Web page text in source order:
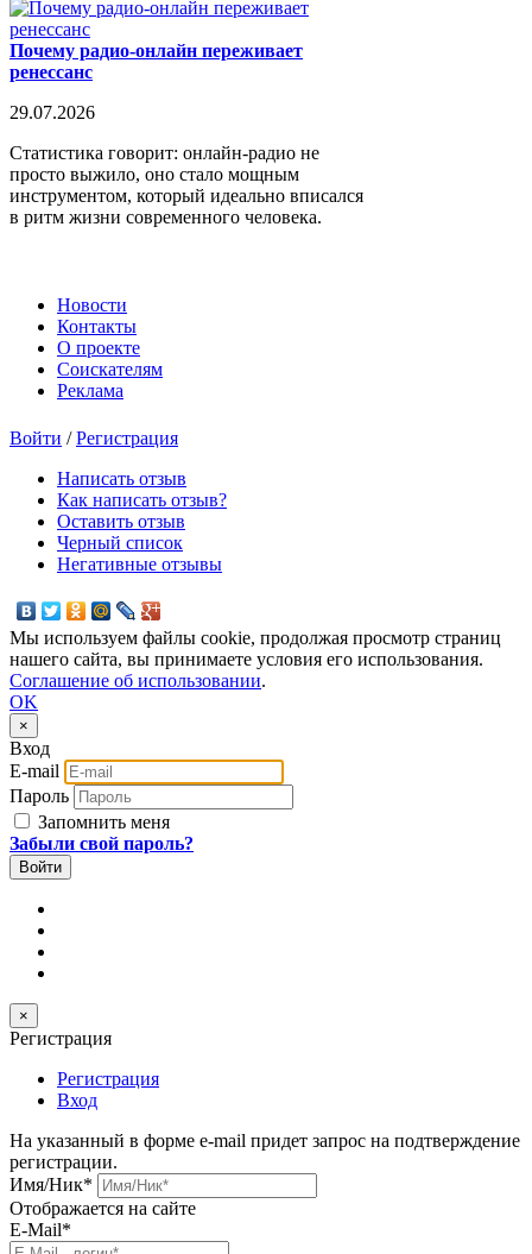
Почему радио-онлайн переживает
ренессанс
29.07.2026
Статистика говорит: онлайн-радио не
просто выжило, оно стало мощным
инструментом, который идеально вписался
в ритм жизни современного человека.
Новости
Контакты
О проекте
Соискателям
Реклама
Войти /Регистрация
Написать отзыв
Как написать отзыв?
Оставить отзыв
Черный список
Негативные отзывы
Мы используем файлы cookie, продолжая просмотр страниц
нашего сайта, вы принимаете условия его использования.
Соглашение об использовании.
OK
×
Вход
E-mail
Пароль
Запомнить меня
Забыли свой пароль?
×
Регистрация
Регистрация
Вход
На указанный в форме e-mail придет запрос на подтверждение
регистрации.
Имя/Ник*
Отображается на сайте
E-Mail*